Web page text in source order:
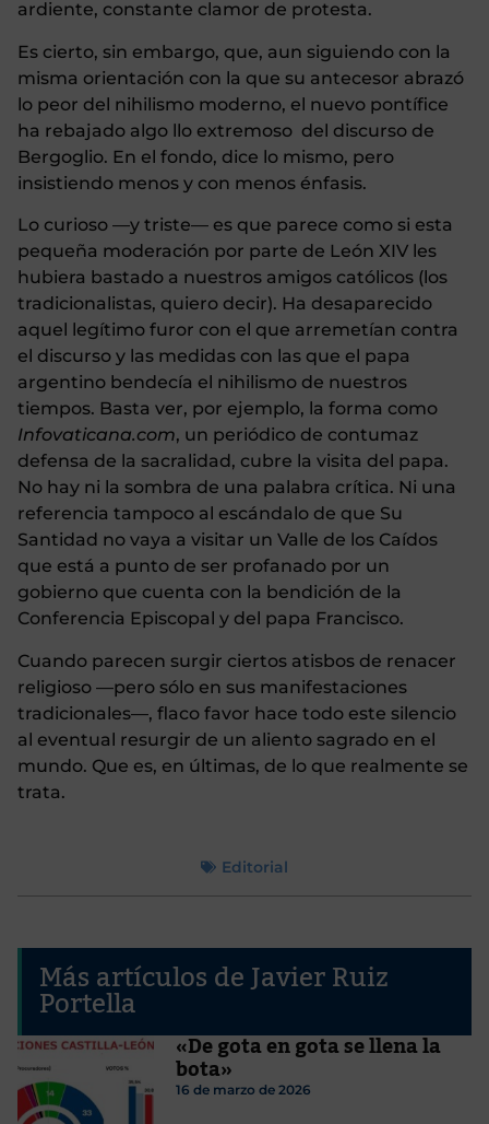
ardiente, constante clamor de protesta.
Es cierto, sin embargo, que, aun siguiendo con la
misma orientación con la que su antecesor abrazó
lo peor del nihilismo moderno, el nuevo pontífice
ha rebajado algo llo extremoso del discurso de
Bergoglio. En el fondo, dice lo mismo, pero
insistiendo menos y con menos énfasis.
Lo curioso —y triste— es que parece como si esta
pequeña moderación por parte de León XIV les
hubiera bastado a nuestros amigos católicos (los
tradicionalistas, quiero decir). Ha desaparecido
aquel legítimo furor con el que arremetían contra
el discurso y las medidas con las que el papa
argentino bendecía el nihilismo de nuestros
tiempos. Basta ver, por ejemplo, la forma como
Infovaticana.com, un periódico de contumaz
defensa de la sacralidad, cubre la visita del papa.
No hay ni la sombra de una palabra crítica. Ni una
referencia tampoco al escándalo de que Su
Santidad no vaya a visitar un Valle de los Caídos
que está a punto de ser profanado por un
gobierno que cuenta con la bendición de la
Conferencia Episcopal y del papa Francisco.
Cuando parecen surgir ciertos atisbos de renacer
religioso —pero sólo en sus manifestaciones
tradicionales—, flaco favor hace todo este silencio
al eventual resurgir de un aliento sagrado en el
mundo. Que es, en últimas, de lo que realmente se
trata.
Editorial
Más artículos de Javier Ruiz
Portella
«De gota en gota se llena la
bota»
16 de marzo de 2026